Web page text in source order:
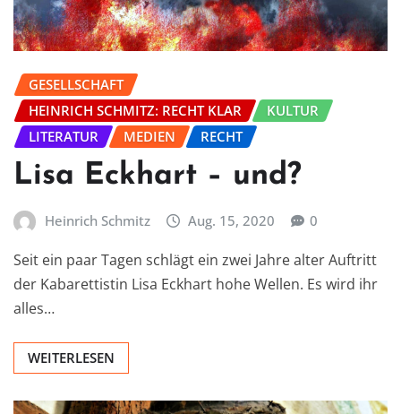
GESELLSCHAFT
HEINRICH SCHMITZ: RECHT KLAR
KULTUR
LITERATUR
MEDIEN RECHT
Lisa Eckhart – und?
Heinrich Schmitz Aug. 15, 2020 0
Seit ein paar Tagen schlägt ein zwei Jahre alter Auftritt
der Kabarettistin Lisa Eckhart hohe Wellen. Es wird ihr
alles…
WEITERLESEN